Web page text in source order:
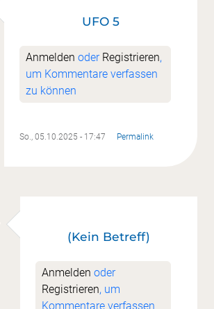
UFO 5
Anmelden oder Registrieren,
um Kommentare verfassen
zu können
So., 05.10.2025 - 17:47 Permalink
vonHannelore Nunn
(Kein Betreff)
Anmelden oder
Registrieren, um
Kommentare verfassen